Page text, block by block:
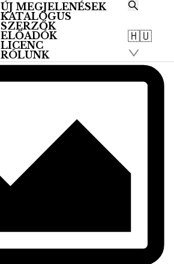
ÚJ MEGJELENÉSEK
KATALÓGUS
SZERZŐK
ELŐADÓK
LICENC
RÓLUNK
🇭🇺